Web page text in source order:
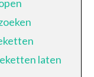
laten